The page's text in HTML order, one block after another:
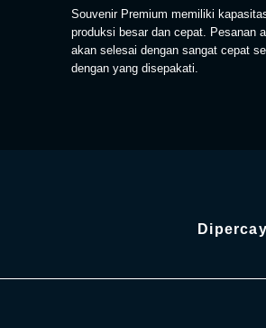
Souvenir Premium memiliki
produksi besar dan cepat. Pesanan
akan selesai dengan sangat cepat
dengan yang disepakati.